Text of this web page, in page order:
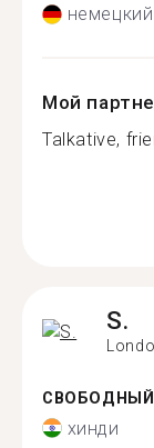
немецкий
Мой
Talkative,
S.
СВОБОДНЫЙ
хинди